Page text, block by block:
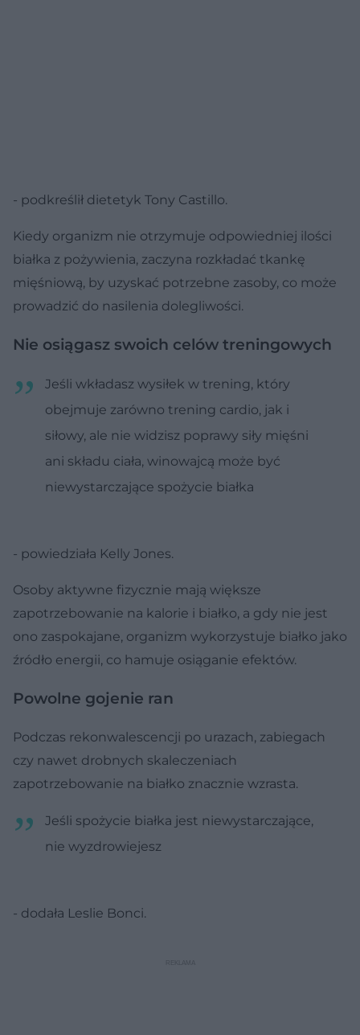
- podkreślił dietetyk Tony Castillo.
Kiedy organizm nie otrzymuje odpowiedniej ilości
białka z pożywienia, zaczyna rozkładać tkankę
mięśniową, by uzyskać potrzebne zasoby, co może
prowadzić do nasilenia dolegliwości.
Nie osiągasz swoich celów treningowych
Jeśli wkładasz wysiłek w trening, który
obejmuje zarówno trening cardio, jak i
siłowy, ale nie widzisz poprawy siły mięśni
ani składu ciała, winowajcą może być
niewystarczające spożycie białka
- powiedziała Kelly Jones.
Osoby aktywne fizycznie mają większe
zapotrzebowanie na kalorie i białko, a gdy nie jest
ono zaspokajane, organizm wykorzystuje białko jako
źródło energii, co hamuje osiąganie efektów.
Powolne gojenie ran
Podczas rekonwalescencji po urazach, zabiegach
czy nawet drobnych skaleczeniach
zapotrzebowanie na białko znacznie wzrasta.
Jeśli spożycie białka jest niewystarczające,
nie wyzdrowiejesz
- dodała Leslie Bonci.